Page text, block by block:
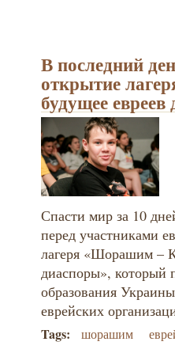
В последний
открытие
будущее
Спасти мир за 10
перед участниками
лагеря «Шорашим –
диаспоры», который
образования
еврейских
Tags: шорашим